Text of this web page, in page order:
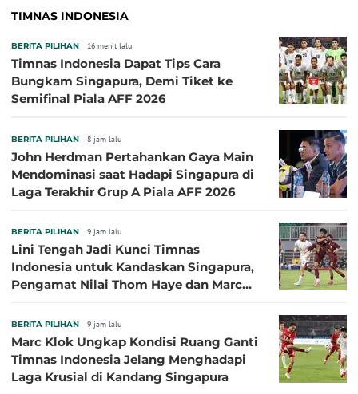
TIMNAS INDONESIA
BERITA PILIHAN 16 menit lalu
Timnas Indonesia Dapat Tips Cara
Bungkam Singapura, Demi Tiket ke
Semifinal Piala AFF 2026
BERITA PILIHAN 8 jam lalu
John Herdman Pertahankan Gaya Main
Mendominasi saat Hadapi Singapura di
Laga Terakhir Grup A Piala AFF 2026
BERITA PILIHAN 9 jam lalu
Lini Tengah Jadi Kunci Timnas
Indonesia untuk Kandaskan Singapura,
Pengamat Nilai Thom Haye dan Marc
BERITA PILIHAN 9 jam lalu
Marc Klok Ungkap Kondisi Ruang Ganti
Timnas Indonesia Jelang Menghadapi
Laga Krusial di Kandang Singapura